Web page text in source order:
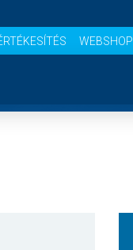
WEBSHOP